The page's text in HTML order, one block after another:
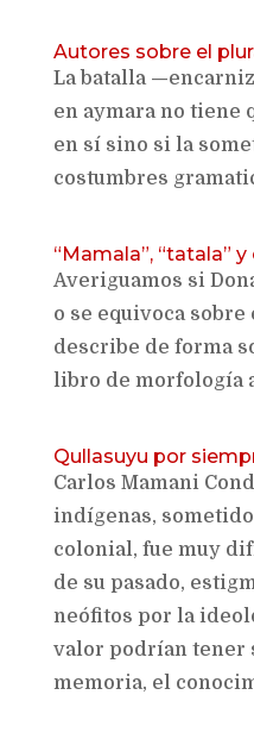
Autores sobre el
La batalla
en aymara no tiene
en sí sino si la
costumbres
“Mamala”, “tatala”
Averiguamos si
o se equivoca sobre
describe de forma
libro de morfología
Qullasuyu por
Carlos Mamani
indígenas,
colonial, fue muy
de su pasado,
neófitos por la
valor podrían tener
memoria, el